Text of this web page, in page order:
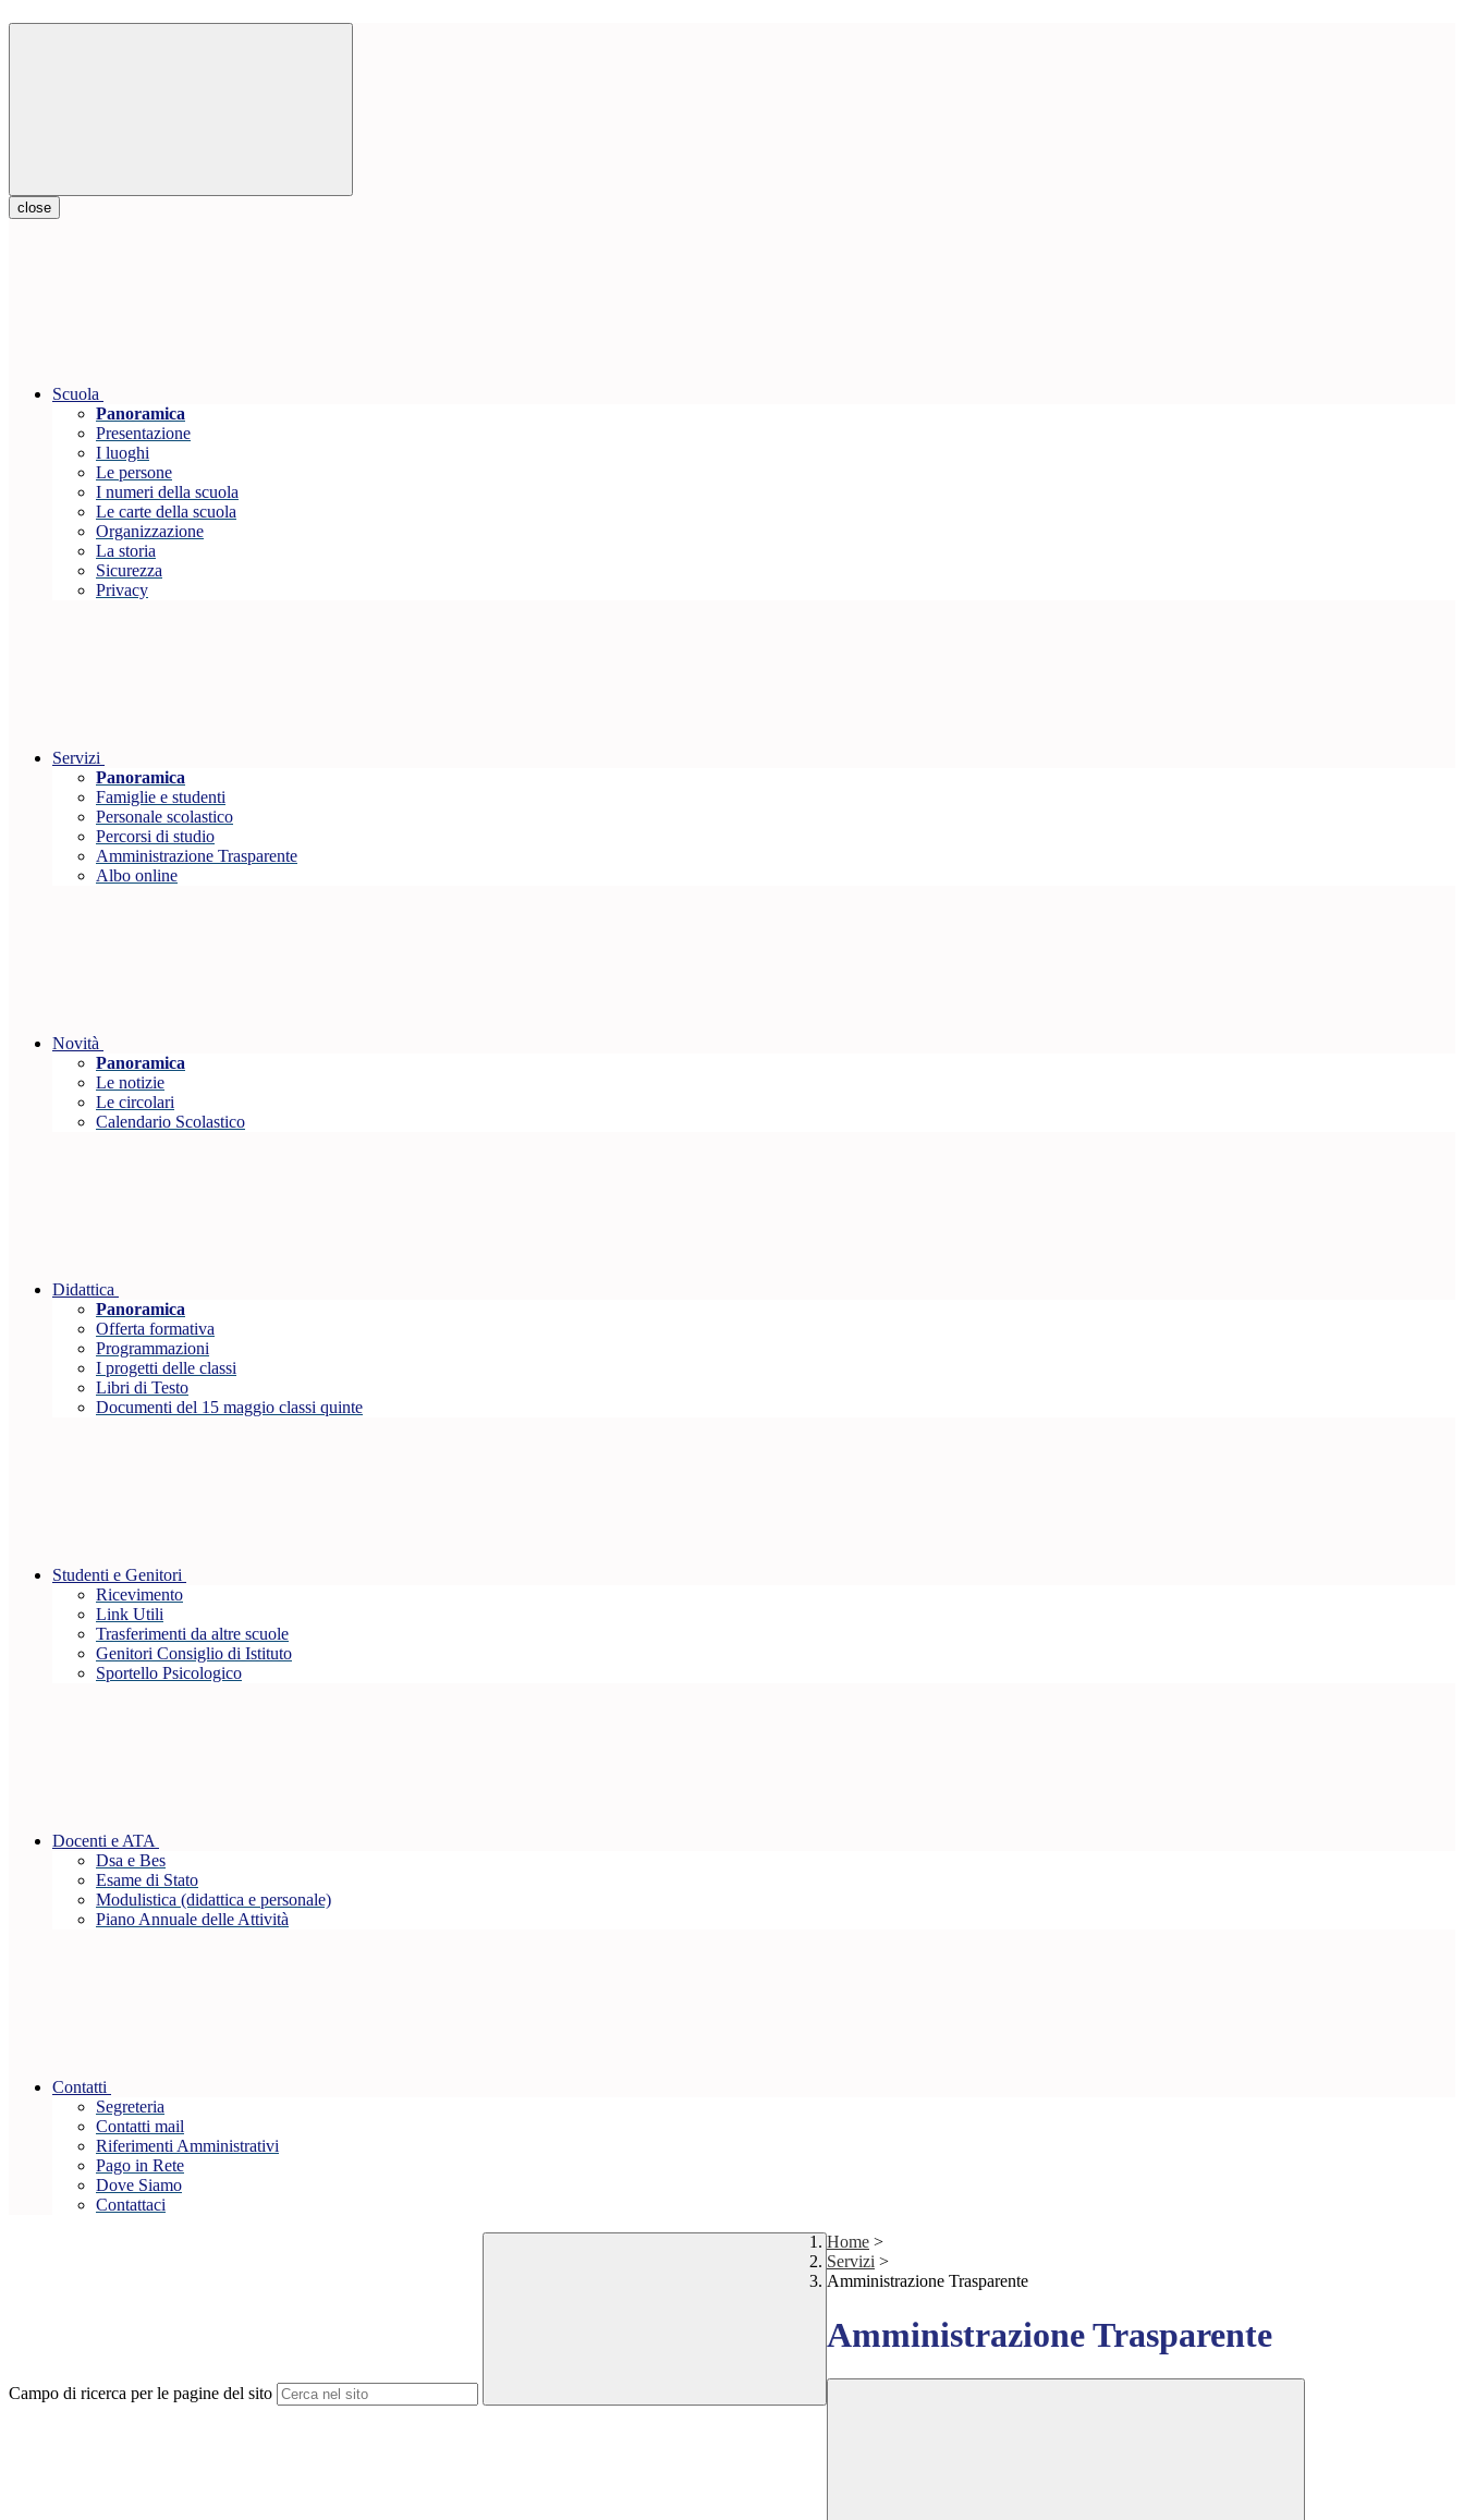
close
Scuola
Panoramica
Presentazione
I luoghi
Le persone
I numeri della scuola
Le carte della scuola
Organizzazione
La storia
Sicurezza
Privacy
Servizi
Panoramica
Famiglie e studenti
Personale scolastico
Percorsi di studio
Amministrazione Trasparente
Albo online
Novità
Panoramica
Le notizie
Le circolari
Calendario Scolastico
Didattica
Panoramica
Offerta formativa
Programmazioni
I progetti delle classi
Libri di Testo
Documenti del 15 maggio classi quinte
Studenti e Genitori
Ricevimento
Link Utili
Trasferimenti da altre scuole
Genitori Consiglio di Istituto
Sportello Psicologico
Docenti e ATA
Dsa e Bes
Esame di Stato
Modulistica (didattica e personale)
Piano Annuale delle Attività
Contatti
Segreteria
Contatti mail
Riferimenti Amministrativi
Pago in Rete
Dove Siamo
Contattaci
Campo di ricerca per le pagine del sito
Home >
Servizi >
Amministrazione Trasparente
Amministrazione Trasparente